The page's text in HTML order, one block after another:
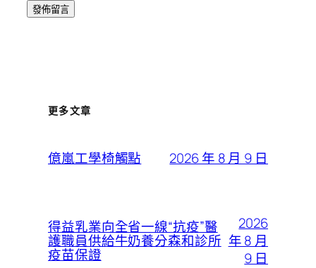
更多文章
億嵐工學椅觸點 2026 年 8 月 9 日
得益乳業向全省一線“抗疫”醫
護職員供給牛奶養分森和診所
疫苗保證
2026
年 8 月
9 日